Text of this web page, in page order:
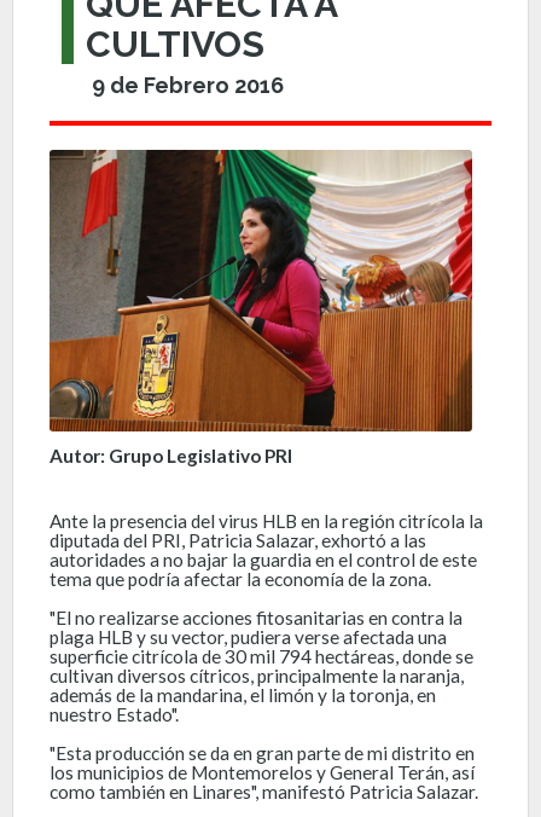
CULTIVOS
9 de Febrero 2016
Autor: Grupo Legislativo PRI
Ante la presencia del virus HLB en la región citrícola la
diputada del PRI, Patricia Salazar, exhortó a las
autoridades a no bajar la guardia en el control de este
tema que podría afectar la economía de la zona.
"El no realizarse acciones fitosanitarias en contra la
plaga HLB y su vector, pudiera verse afectada una
superficie citrícola de 30 mil 794 hectáreas, donde se
cultivan diversos cítricos, principalmente la naranja,
además de la mandarina, el limón y la toronja, en
nuestro Estado".
"Esta producción se da en gran parte de mi distrito en
los municipios de Montemorelos y General Terán, así
como también en Linares", manifestó Patricia Salazar.